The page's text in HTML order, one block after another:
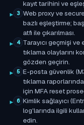
kayıt tarihini ve
3 Web proxy ve
bazlı eşleştirme;
atfı ile çıkarılması.
4 Tarayıcı geçmişi
tıklama olaylarını
gözden geçirin.
5 E-posta güvenlik
tıklama
için MFA reset
6 Kimlik sağlayıcı
log'larında ilgili
edin.